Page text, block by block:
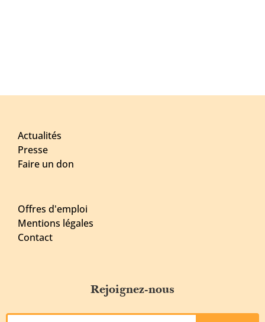
Actualités
Presse
Faire un don
Offres d'emploi
Mentions légales
Contact
Rejoignez-nous